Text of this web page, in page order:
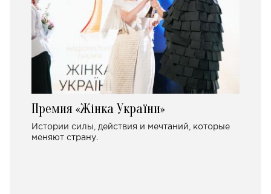
Премия «Жінка України»
Истории силы, действия и мечтаний, которые
меняют страну.